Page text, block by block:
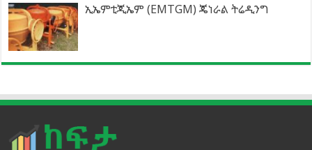
ኢኤምቲጂኤም (EMTGM) ጄነራል ትሬዲንግ